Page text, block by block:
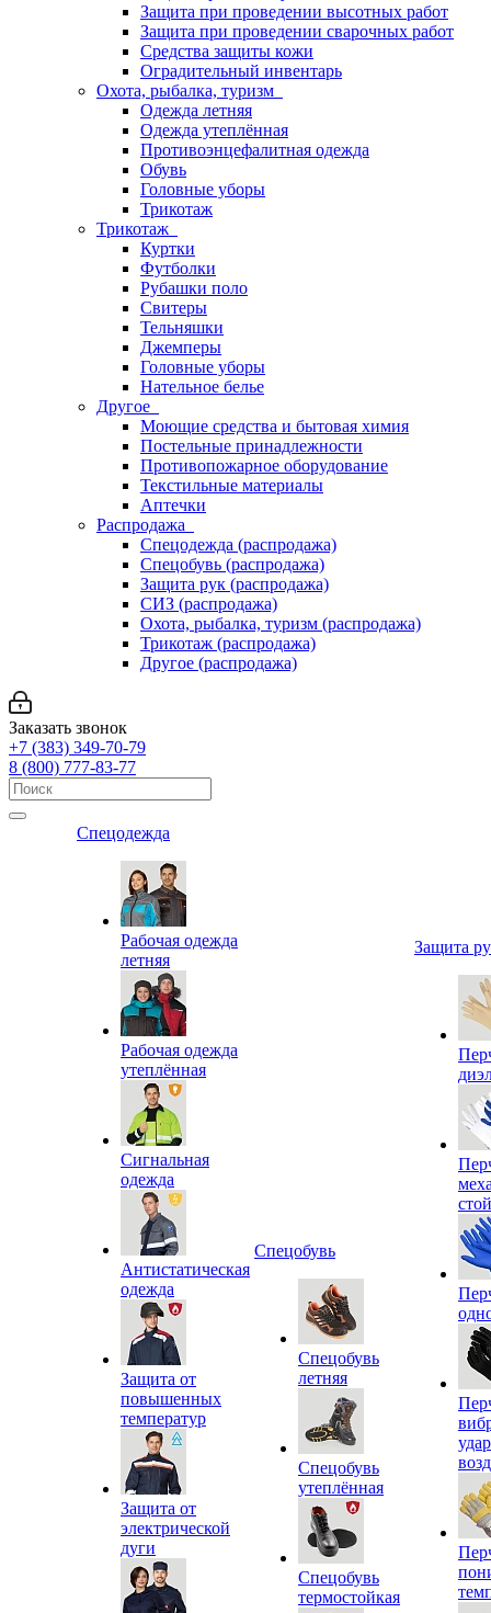
Защита при проведении высотных работ
Защита при проведении сварочных работ
Средства защиты кожи
Оградительный инвентарь
Охота, рыбалка, туризм
Одежда летняя
Одежда утеплённая
Противоэнцефалитная одежда
Обувь
Головные уборы
Трикотаж
Трикотаж
Куртки
Футболки
Рубашки поло
Свитеры
Тельняшки
Джемперы
Головные уборы
Нательное белье
Другое
Моющие средства и бытовая химия
Постельные принадлежности
Противопожарное оборудование
Текстильные материалы
Аптечки
Распродажа
Спецодежда (распродажа)
Спецобувь (распродажа)
Защита рук (распродажа)
СИЗ (распродажа)
Охота, рыбалка, туризм (распродажа)
Трикотаж (распродажа)
Другое (распродажа)
Заказать звонок
+7 (383) 349-70-79
8 (800) 777-83-77
Спецодежда
Рабочая одежда
летняя
Рабочая одежда
утеплённая
Сигнальная
одежда
Антистатическая
одежда
Защита от
повышенных
температур
Защита от
электрической
дуги
Спецобувь
Спецобувь
летняя
Спецобувь
утеплённая
Спецобувь
термостойкая
Защита